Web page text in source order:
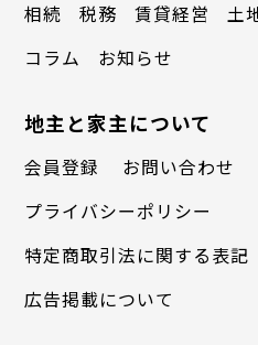
相続 税務 賃貸経営 土
コラム
お知らせ
地主と家主について
会員登録 お問い合わせ
プライバシーポリシー
特定商取引法に関する表記
広告掲載について